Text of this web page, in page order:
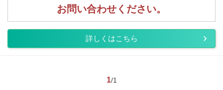
お問い合わせください。
詳しくはこちら
1/1